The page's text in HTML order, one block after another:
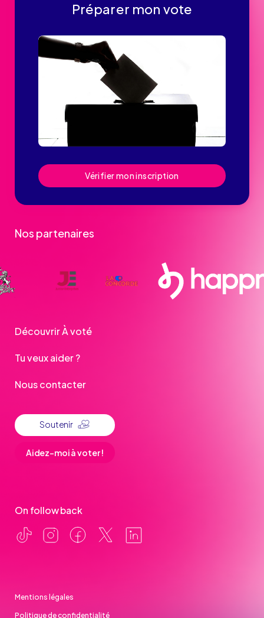
Préparer mon vote
Vérifier mon inscription
Nos partenaires
Découvrir À voté
Tu veux aider ?
Nous contacter
Soutenir
Aidez-moi à voter !
On follow back
Mentions légales
Politique de confidentialité